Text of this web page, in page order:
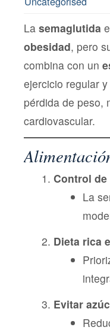
La semaglutida
obesidad, pero
combina con un
ejercicio regular
pérdida de peso,
cardiovascular.
Control
La
Dieta rica
Evitar